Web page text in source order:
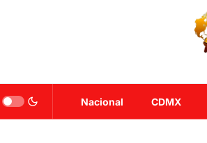
Nacional CDMX